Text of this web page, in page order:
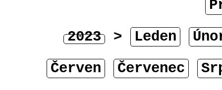
2023 > Leden
Červen
Červenec